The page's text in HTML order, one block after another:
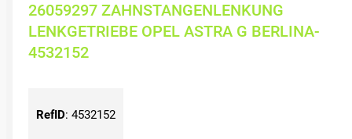
26059297 ZAHNSTANGENLENKUNG
LENKGETRIEBE OPEL ASTRA G BERLINA-
4532152
RefID: 4532152